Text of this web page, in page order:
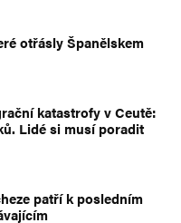
otřásly Španělskem
katastrofy v Ceutě:
Lidé si musí poradit
patří k posledním